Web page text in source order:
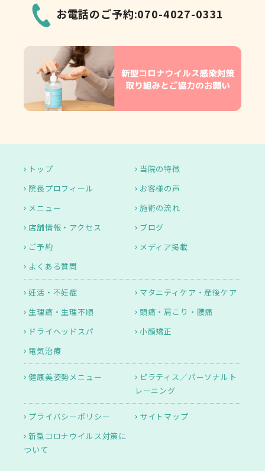
お電話のご予約:070-4027-0331
トップ
当院の特徴
院長プロフィール
お客様の声
メニュー
施術の流れ
店舗情報・アクセス
ブログ
ご予約
メディア掲載
よくある質問
妊活・不妊症
マタニティケア・産後ケア
生理痛・生理不順
頭痛・肩こり・腰痛
ドライヘッドスパ
小顔矯正
電気治療
健康美姿勢メニュー
ピラティス／パーソナルト
レーニング
プライバシーポリシー
サイトマップ
新型コロナウイルス対策に
ついて